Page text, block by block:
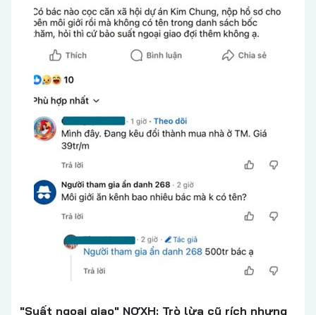
"Suất ngoại giao" NƠXH: Trò lừa cũ rích nhưng